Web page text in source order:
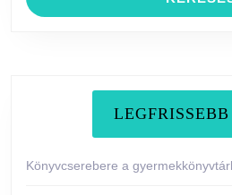
Könyvcserebere a